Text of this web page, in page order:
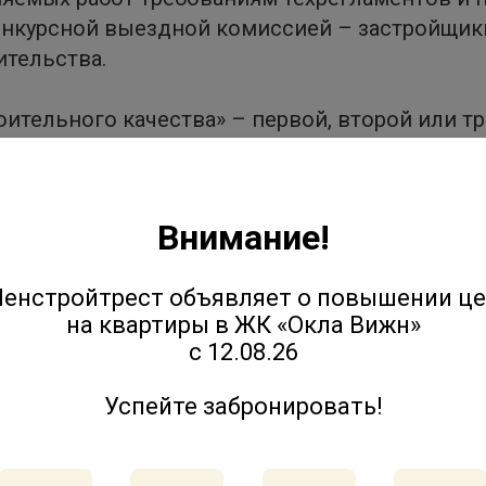
выездной комиссией –
качества» – первой, второй или
баллов. Наиболее качественные
при конкурса.
с 2011 года в Северо-Западном
некоммерческими
Ленинградской области, Ассоциации
и проектировщиков.
Внимание!
объявляет о повышении
на квартиры в ЖК «Окла Вижн»
с 12.08.26
Успейте забронировать!